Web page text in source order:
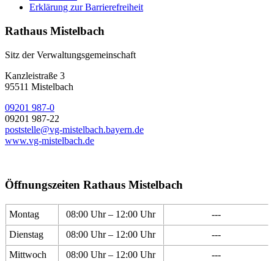
Erklärung zur Barrierefreiheit
Rathaus Mistelbach
Sitz der Verwaltungsgemeinschaft
Kanzleistraße 3
95511 Mistelbach
09201 987-0
09201 987-22
poststelle@vg-mistelbach.bayern.de
www.vg-mistelbach.de
Öffnungszeiten Rathaus Mistelbach
Montag 08:00 Uhr – 12:00 Uhr
---
Dienstag
08:00 Uhr – 12:00 Uhr
---
Mittwoch
08:00 Uhr – 12:00 Uhr
---